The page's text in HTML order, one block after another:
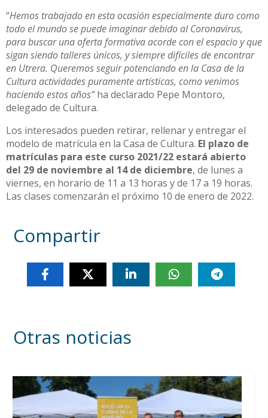
“Hemos trabajado en esta ocasión especialmente duro como
todo el mundo se puede imaginar debido al Coronavirus,
para buscar una oferta formativa acorde con el espacio y que
sigan siendo talleres únicos, y siempre difíciles de encontrar
en Utrera. Queremos seguir potenciando en la Casa de la
Cultura actividades puramente artísticas, como venimos
haciendo estos años”ha declarado Pepe Montoro,
delegado de Cultura.
Los interesados pueden retirar, rellenar y entregar el
modelo de matrícula en la Casa de Cultura. El plazo de
matrículas para este curso 2021/22 estará abierto
del 29 de noviembre al 14 de diciembre, de lunes a
viernes, en horario de 11 a 13 horas y de 17 a 19 horas.
Las clases comenzarán el próximo 10 de enero de 2022.
Compartir
Otras noticias